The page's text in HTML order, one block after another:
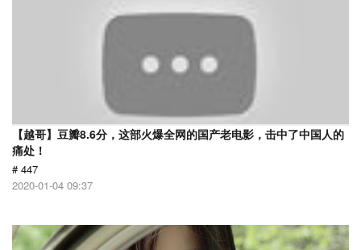
【越哥】豆瓣8.6分，这部火爆全网的国产老电影，击中了中国人的
痛处！
# 447
2020-01-04 09:37